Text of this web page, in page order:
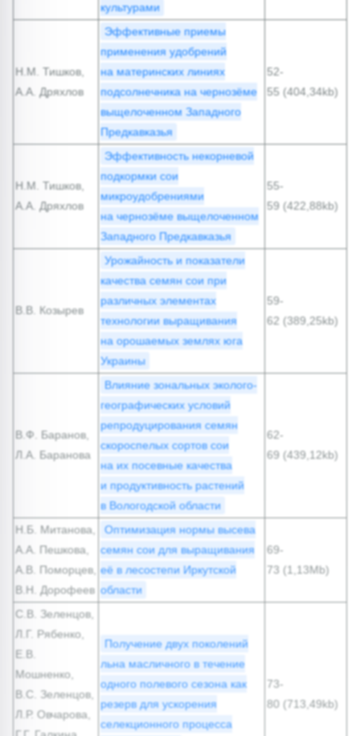
культурами
Н.М. Тишков,
А.А. Дряхлов
Эффективные приемы
применения удобрений
на материнских линиях
подсолнечника на чернозёме
выщелоченном Западного
Предкавказья
52-
55 (404,34kb)
Н.М. Тишков,
А.А. Дряхлов
Эффективность некорневой
подкормки сои
микроудобрениями
на чернозёме выщелоченном
Западного Предкавказья
55-
59 (422,88kb)
В.В. Козырев
Урожайность и показатели
качества семян сои при
различных элементах
технологии выращивания
на орошаемых землях юга
Украины
59-
62 (389,25kb)
В.Ф. Баранов,
Л.А. Баранова
Влияние зональных эколого-
географических условий
репродуцирования семян
скороспелых сортов сои
на их посевные качества
и продуктивность растений
в Вологодской области
62-
69 (439,12kb)
Н.Б. Митанова,
А.А. Пешкова,
А.В. Поморцев,
В.Н. Дорофеев
Оптимизация нормы высева
семян сои для выращивания
её в лесостепи Иркутской
области
69-
73 (1,13Mb)
С.В. Зеленцов,
Л.Г. Рябенко,
Е.В.
Мошненко,
В.С. Зеленцов,
Л.Р. Овчарова,
Получение двух поколений
льна масличного в течение
одного полевого сезона как
резерв для ускорения
селекционного процесса
73-
80 (713,49kb)